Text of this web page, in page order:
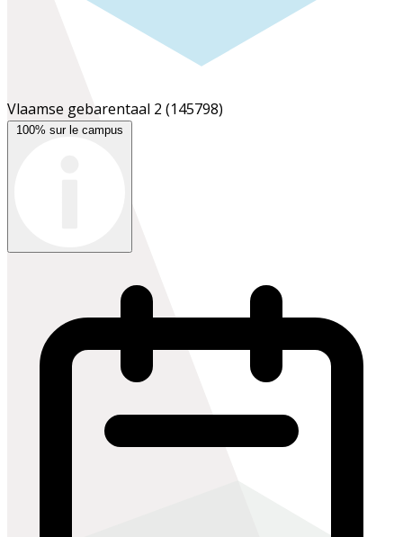
Vlaamse gebarentaal 2 (145798)
100% sur le campus